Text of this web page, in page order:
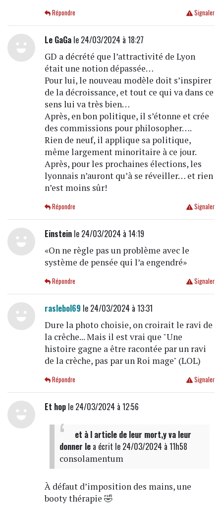
Signaler
Répondre
Le GaGale 24/03/2024 à 18:27
GD a décrété que l’attractivité de Lyon
était une notion dépassée…
Pour lui, le nouveau modèle doit s’inspirer
de la décroissance, et tout ce qui va dans ce
sens lui va très bien…
Après, en bon politique, il s’étonne et crée
des commissions pour philosopher….
Rien de neuf, il applique sa politique,
même largement minoritaire à ce jour.
Après, pour les prochaines élections, les
lyonnais n’auront qu’à se réveiller… et rien
n’est moins sûr!
Signaler
Répondre
Einsteinle 24/03/2024 à 14:19
«On ne règle pas un problème avec le
système de pensée qui l’a engendré»
Signaler
Répondre
raslebol69 le 24/03/2024 à 13:31
Dure la photo choisie, on croirait le ravi de
la crêche... Mais il est vrai que "Une
histoire gagne a être racontée par un ravi
de la crèche, pas par un Roi mage" (LOL)
Signaler
Répondre
Et hople 24/03/2024 à 12:56
et à l article de leur mort,y va leur
donner lea écrit le 24/03/2024 à 11h58
consolamentum
À défaut d’imposition des mains, une
booty thérapie 🤣